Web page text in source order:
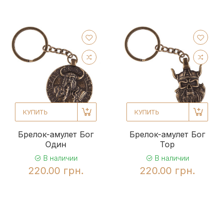
КУПИТЬ
Брелок-амулет Бог
Один
В наличии
220.00 грн.
КУПИТЬ
Брелок-амулет Бог
Тор
В наличии
220.00 грн.